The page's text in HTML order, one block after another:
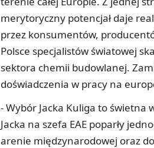
merytoryczny potencjał daje
przez konsumentów,
Polsce specjalistów światowej
sektora chemii budowlanej.
doświadczenia w pracy na
- Wybór Jacka Kuliga to świetna
Jacka na szefa EAE poparły
arenie międzynarodowej oraz